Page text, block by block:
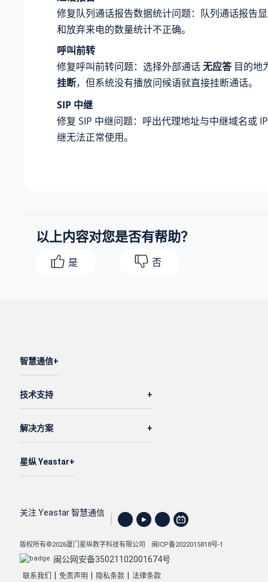
修复队列通话报告数据统计问题：队列通话报告
和放弃来电的数量统计不正确。
呼叫前转
修复呼叫前转问题：选择外部通话无应答目的地
挂断，但系统没有播放问候语就直接挂断通话。
SIP 中继
修复 SIP 中继问题：呼出代理地址与中继域名或
继无法正常使用。
以上内容对您是否有帮助？
是 否
智慧通信
技术支持
解决方案
星纵 Yeastar
关注 Yeastar 智慧通信
版权所有©2026厦门星纵数字科技有限公司 闽ICP备2022015818号-1
闽公网安备35021102001674号
联系我们 免责声明 隐私条款 法律条款